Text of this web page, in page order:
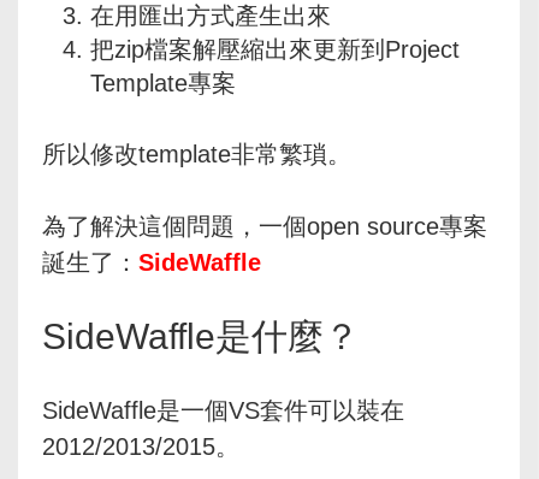
在用匯出方式產生出來
把zip檔案解壓縮出來更新到Project
Template專案
所以修改template非常繁瑣。
為了解決這個問題，一個open source專案
誕生了： SideWaffle
SideWaffle是什麼？
SideWaffle是一個VS套件可以裝在
2012/2013/2015。